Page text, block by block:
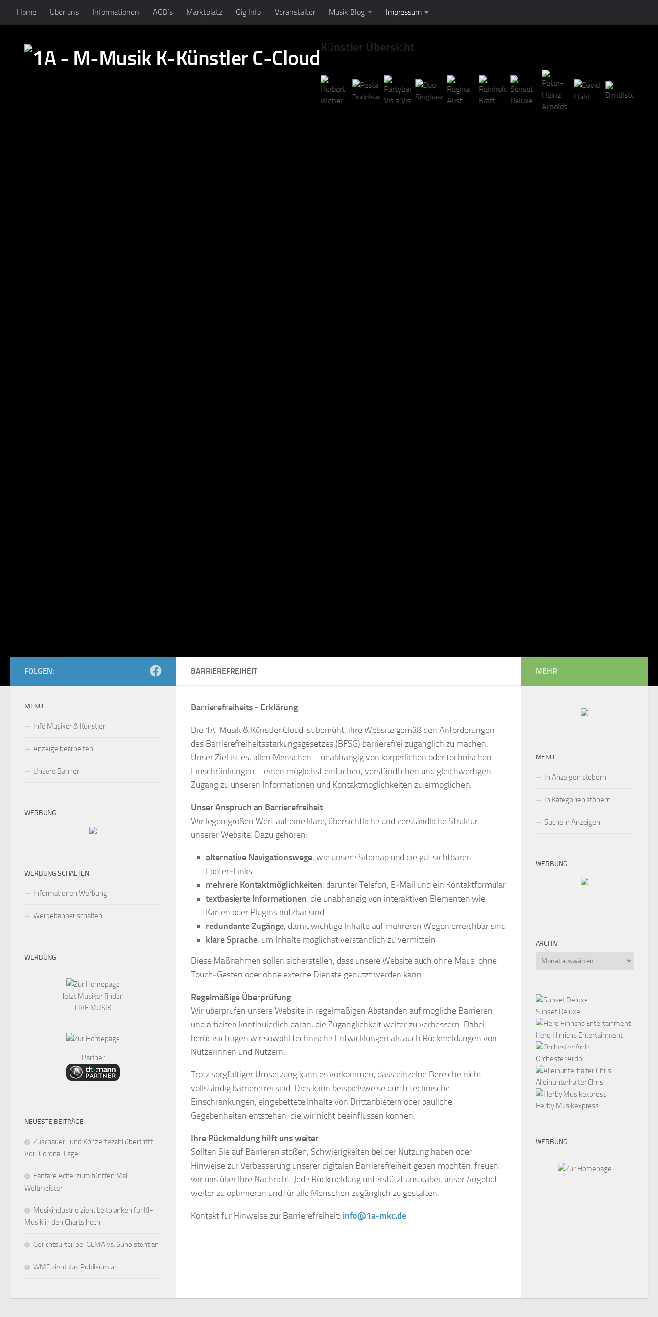
Zum Inhalt springen
Home Über uns Informationen AGB`s Marktplatz Gig Info Veranstalter Musik Blog Impressum
Künstler Übersicht
BARRIEREFREIHEIT
Barrierefreiheits ‑ Erklärung
Die 1A-Musik & Künstler Cloud ist bemüht, ihre Website gemäß den Anforderungen
des Barrierefreiheitsstärkungsgesetzes (BFSG) barrierefrei zugänglich zu machen.
Unser Ziel ist es, allen Menschen – unabhängig von körperlichen oder technischen
Einschränkungen – einen möglichst einfachen, verständlichen und gleichwertigen
Zugang zu unseren Informationen und Kontaktmöglichkeiten zu ermöglichen.
Unser Anspruch an Barrierefreiheit
Wir legen großen Wert auf eine klare, übersichtliche und verständliche Struktur
unserer Website. Dazu gehören:
alternative Navigationswege, wie unsere Sitemap und die gut sichtbaren
Footer‑Links
mehrere Kontaktmöglichkeiten, darunter Telefon, E‑Mail und ein Kontaktformular
textbasierte Informationen, die unabhängig von interaktiven Elementen wie
Karten oder Plugins nutzbar sind
redundante Zugänge, damit wichtige Inhalte auf mehreren Wegen erreichbar sind
klare Sprache, um Inhalte möglichst verständlich zu vermitteln
Diese Maßnahmen sollen sicherstellen, dass unsere Website auch ohne Maus, ohne
Touch‑Gesten oder ohne externe Dienste genutzt werden kann.
Regelmäßige Überprüfung
Wir überprüfen unsere Website in regelmäßigen Abständen auf mögliche Barrieren
und arbeiten kontinuierlich daran, die Zugänglichkeit weiter zu verbessern. Dabei
berücksichtigen wir sowohl technische Entwicklungen als auch Rückmeldungen von
Nutzerinnen und Nutzern.
Trotz sorgfältiger Umsetzung kann es vorkommen, dass einzelne Bereiche nicht
vollständig barrierefrei sind. Dies kann beispielsweise durch technische
Einschränkungen, eingebettete Inhalte von Drittanbietern oder bauliche
Gegebenheiten entstehen, die wir nicht beeinflussen können.
Ihre Rückmeldung hilft uns weiter
Sollten Sie auf Barrieren stoßen, Schwierigkeiten bei der Nutzung haben oder
Hinweise zur Verbesserung unserer digitalen Barrierefreiheit geben möchten, freuen
wir uns über Ihre Nachricht. Jede Rückmeldung unterstützt uns dabei, unser Angebot
weiter zu optimieren und für alle Menschen zugänglich zu gestalten.
Kontakt für Hinweise zur Barrierefreiheit: info@1a-mkc.de
FOLGEN:
MENÜ
Info Musiker & Künstler
Anzeige bearbeiten
Unsere Banner
WERBUNG
WERBUNG SCHALTEN
Informationen Werbung
Werbebanner schalten
WERBUNG
Jetzt Musiker finden
LIVE MUSIK
Partner
NEUESTE BEITRÄGE
Zuschauer- und Konzertezahl übertrifft
Vor-Corona-Lage
Fanfare Achel zum fünften Mal
Weltmeister
Musikindustrie zieht Leitplanken für KI-
Musik in den Charts hoch
Gerichtsurteil bei GEMA vs. Suno steht an
WMC zieht das Publikum an
MEHR
MENÜ
In Anzeigen stöbern.
In Kategorien stöbern
Suche in Anzeigen
WERBUNG
ARCHIV
Archiv
Sunset Deluxe
Hero Hinrichs Entertainment
Orchester Ardo
Alleinunterhalter Chris
Herby Musikexpress
WERBUNG